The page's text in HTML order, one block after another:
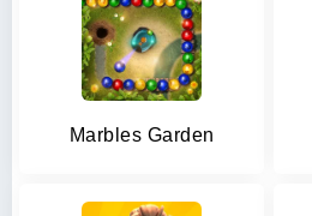
Marbles Garden